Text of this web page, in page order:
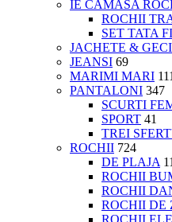
IE CAMASA
ROCHII
SET TATA
JACHETE &
JEANSI 69
MARIMI MARI 111
PANTALONI 347
SCURTI
SPORT 41
TREI
ROCHII 724
DE PLAJA
ROCHII
ROCHII
ROCHII DE
ROCHII